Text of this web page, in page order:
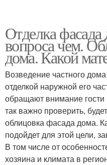
Отделка
вопроса чем.
дома. Какой
Возведение частного
отделкой наружной его
обращают внимание
так важно проверить,
облицовка фасада дома.
подойдет для этой цели,
В том числе от
хозяина и климата в